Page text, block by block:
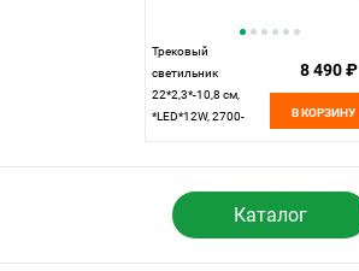
Трековый
светильник
22*2,3*-10,8 см,
*LED*12W, 2700-
TR033-4-12WTW-M-
DSZ-B, Черный
8 490 ₽
В КОРЗИНУ
Каталог